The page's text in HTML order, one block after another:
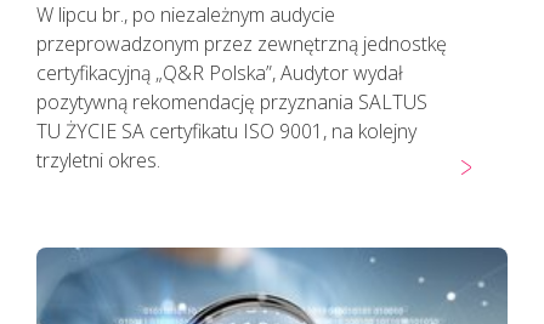
W lipcu br., po niezależnym audycie
przeprowadzonym przez zewnętrzną jednostkę
certyfikacyjną „Q&R Polska”, Audytor wydał
pozytywną rekomendację przyznania SALTUS
TU ŻYCIE SA certyfikatu ISO 9001, na kolejny
trzyletni okres.